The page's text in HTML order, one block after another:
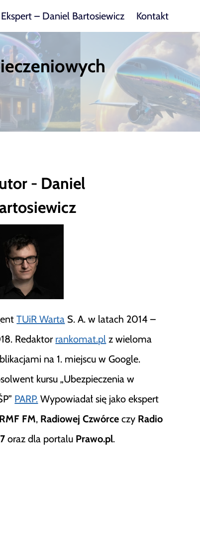
Ekspert – Daniel Bartosiewicz Kontakt
- Daniel
TUiR Warta S. A. w latach 2014 –
Redaktor rankomat.pl z wieloma
na 1. miejscu w Google.
kursu „Ubezpieczenia w
PARP. Wypowiadał się jako ekspert
RMF FM, Radiowej Czwórce czy Radio
oraz dla portalu Prawo.pl.